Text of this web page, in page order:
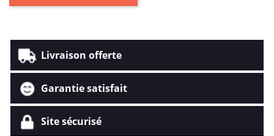
Livraison offerte
Garantie satisfait
Site sécurisé